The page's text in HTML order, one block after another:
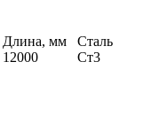
Длина, мм
12000
Сталь
Ст3